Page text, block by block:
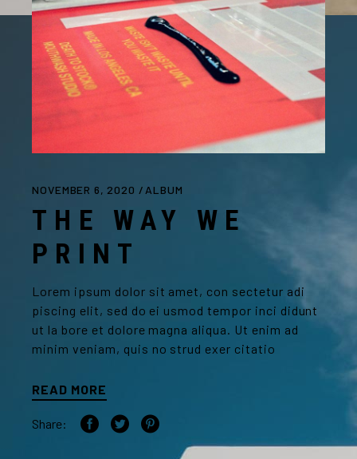
NOVEMBER 6, 2020 ALBUM
THE WAY WE
PRINT
Lorem ipsum dolor sit amet, con sectetur adi
piscing elit, sed do ei usmod tempor inci didunt
ut la bore et dolore magna aliqua. Ut enim ad
minim veniam, quis no strud exer citatio
READ MORE
Share: